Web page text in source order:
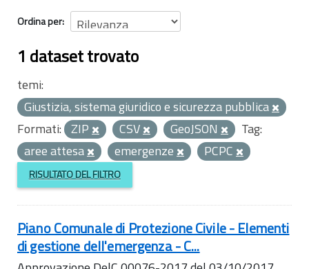
Ordina per
1 dataset trovato
temi:
Giustizia, sistema giuridico e sicurezza pubblica
Formati: ZIP CSV GeoJSON
Tag:
aree attesa
emergenze PCPC
RISULTATO DEL FILTRO
Piano Comunale di Protezione Civile - Elementi
di gestione dell'emergenza - C...